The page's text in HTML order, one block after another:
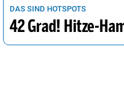
DAS SIND HOTSPOTS
42 Grad! Hitze-